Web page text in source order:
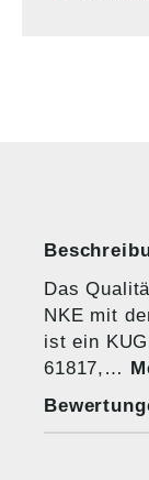
Das
NKE mit
ist ein
61817,…